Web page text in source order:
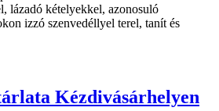
lázadó kételyekkel, azonosuló
izzó szenvedéllyel terel, tanít és
Kézdivásárhelyen